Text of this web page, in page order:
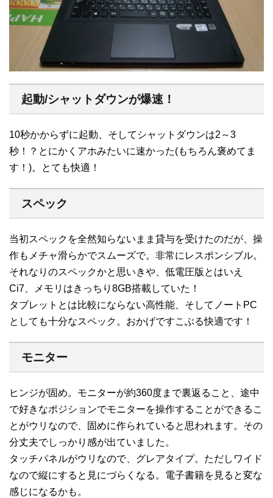
起動/シャットダウンが爆速！
10秒かからずに起動、そしてシャットダウンは2～3
秒！？とにかくアホみたいに速かった(もちろん褒めてま
す！)。とても快適！
スペック
当初スペックを全然知らないまま貸与を受けたのだが、操
作もメチャ滑らかでスムーズで。非常にレスポンシブル。
それなりのスペックかと思いきや、低電圧版とはいえ
Ci7、メモリはきっちり8GB搭載していた！
タブレットとは比較にならない高性能、そしてノートPC
としても十分なスペック。おかげですこぶる快適です！
モニター
ヒンジが固め。モニターが約360度まで裏返ること、途中
で好きなポジションでモニターを操作することができるこ
とがウリなので、固めに作られていると思われます。その
分丈夫でしっかり感が出ていました。
タッチパネルがウリなので、グレアタイプ。ただしワイド
なので縦にすると見にづらくなる。電子書籍を見ると変な
感じになるかも。